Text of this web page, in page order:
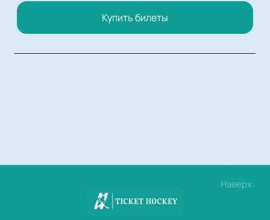
Купить билеты
Наверх